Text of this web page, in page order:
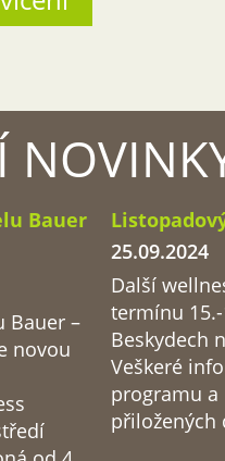
Bauer
Bauer –
novou
25.09.2024
Další
termínu
Beskydech
Veškeré
programu a
přiložených